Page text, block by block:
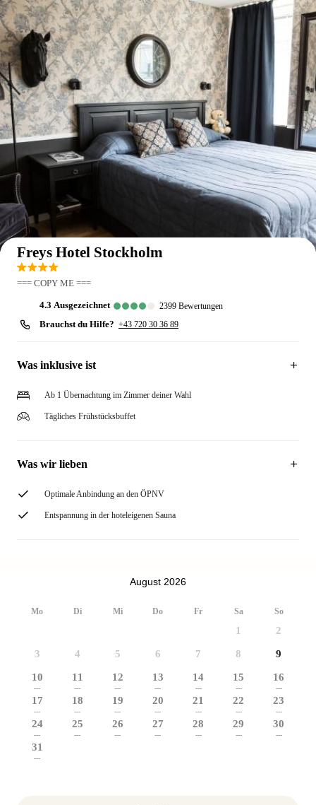
Auf der Karte anzeigen
Freys Hotel Stockholm
=== COPY ME ===
4.3 ausgezeichnet 2399 Bewertungen
Brauchst du Hilfe? +43 720 30 36 89
Was inklusive ist
Ab 1 Übernachtung im Zimmer deiner Wahl
Tägliches Frühstücksbuffet
Was wir lieben
Optimale Anbindung an den ÖPNV
Entspannung in der hoteleigenen Sauna
August 2026
Mo Di Mi Do Fr Sa So
1 2
3 4 5 6 7 8 9
10
---
11
---
12
---
13
---
14
---
15
---
16
---
17
---
18
---
19
---
20
---
21
---
22
---
23
---
24
---
25
---
26
---
27
---
28
---
29
---
30
---
31
---